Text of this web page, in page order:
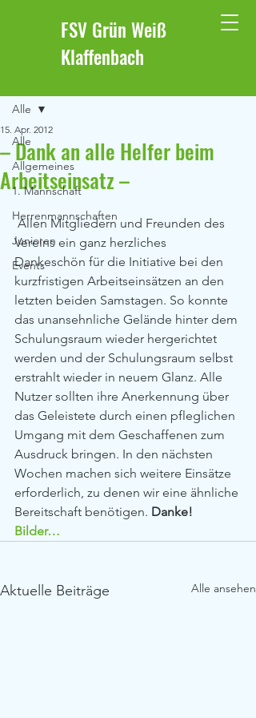
FSV Grün Weiß
Klaffenbach
Alle
Allgemeines
1. Mannschaft
Herrenmannschaften
Junioren
Events
Alle
– Dank an alle Helfer beim
Arbeitseinsatz –
15. Apr. 2012
Vereins ein ganz herzliches
Dankeschön für die Initiative bei den
kurzfristigen Arbeitseinsätzen an den
letzten beiden Samstagen. So konnte
das unansehnliche Gelände hinter dem
Schulungsraum wieder hergerichtet
werden und der Schulungsraum selbst
erstrahlt wieder in neuem Glanz. Alle
Nutzer sollten ihre Anerkennung über
das Geleistete durch einen pfleglichen
Umgang mit dem Geschaffenen zum
Ausdruck bringen. In den nächsten
Wochen machen sich weitere Einsätze
erforderlich, zu denen wir eine ähnliche
Bereitschaft benötigen. Danke!
Bilder…
Aktuelle Beiträge Alle ansehen